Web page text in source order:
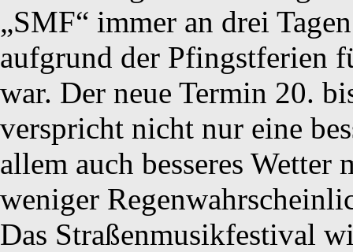
„SMF“ immer an drei
aufgrund der Pfingstferien
war. Der neue Termin 20.
verspricht nicht nur eine
allem auch besseres Wetter
weniger
Das Straßenmusikfestival